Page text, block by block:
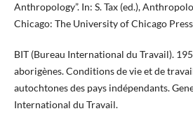
Anthropology”. In: S. Tax (ed.),
Chicago: The University of Chicago
BIT (Bureau International du Travail).
aborigènes. Conditions de vie et de
autochtones des pays indépendants.
International du Travail.